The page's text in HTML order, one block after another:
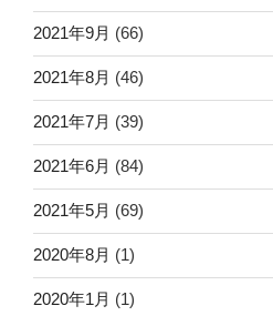
2021年9月 (66)
2021年8月 (46)
2021年7月 (39)
2021年6月 (84)
2021年5月 (69)
2020年8月 (1)
2020年1月 (1)